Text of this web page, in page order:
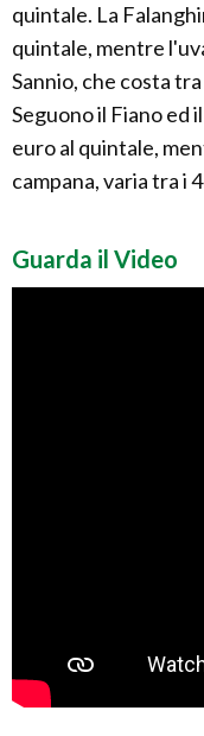
quintale. La
quintale, mentre
Sannio, che costa
Seguono il Fiano ed
euro al quintale,
campana, varia tra i
Guarda il Video